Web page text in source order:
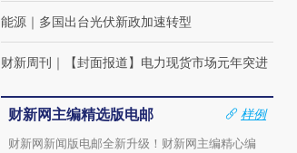
能源 ｜ 多国出台光伏新政加速转型
财新周刊 ｜ 【封面报道】电力现货市场元年突进
财新网主编精选版电邮
样例
财新网新闻版电邮全新升级！财新网主编精心编